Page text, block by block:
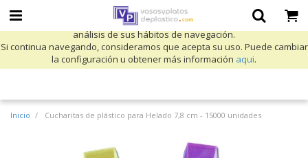
Utilizamos cookies propias y de terceros para mejorar nuestros servicios
y mostrarle publicidad relacionada con sus preferencias mediante el
análisis de sus hábitos de navegación.
Si continua navegando, consideramos que acepta su uso. Puede cambiar
la configuración u obtener más información aqui.
Inicio Cucharitas de plástico para Helado 7,8 cm - 15000 unidades